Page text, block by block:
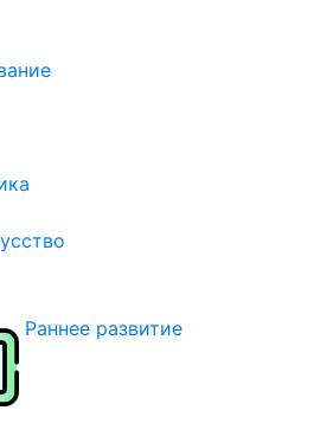
Раннее развитие